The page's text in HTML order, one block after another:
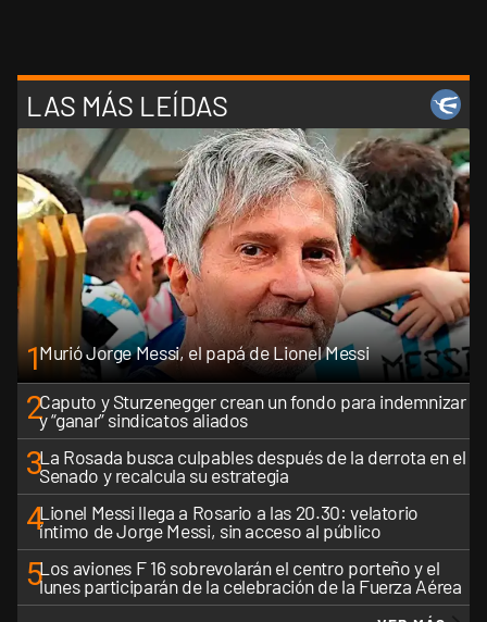
LAS MÁS LEÍDAS
1Murió Jorge Messi, el papá de Lionel Messi
2Caputo y Sturzenegger crean un fondo para indemnizar
y “ganar” sindicatos aliados
3La Rosada busca culpables después de la derrota en el
Senado y recalcula su estrategia
4Lionel Messi llega a Rosario a las 20.30: velatorio
íntimo de Jorge Messi, sin acceso al público
5Los aviones F 16 sobrevolarán el centro porteño y el
lunes participarán de la celebración de la Fuerza Aérea